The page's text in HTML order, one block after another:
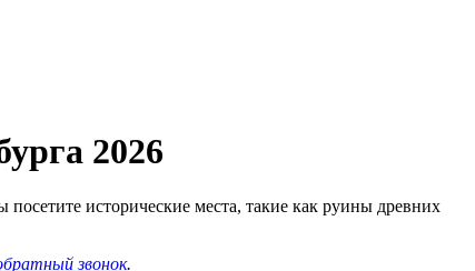
2026
исторические места, такие как руины древних
звонок.